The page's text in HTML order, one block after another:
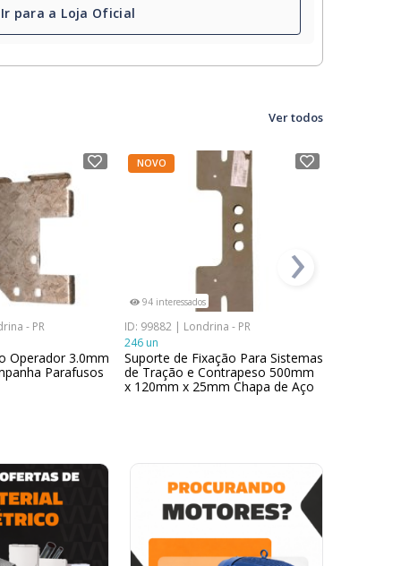
Ir para a Loja Oficial
Ver todos
- PR
Operador 3.0mm
Parafusos
NOVO
94 interessados
ID: 99882 | Londrina - PR
246 un
Suporte de Fixação Para Sistemas
de Tração e Contrapeso 500mm
x 120mm x 25mm Chapa de Aço
›